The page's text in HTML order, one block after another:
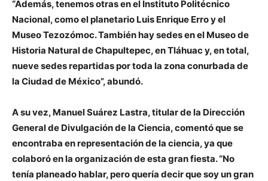
“Además, tenemos otras en el Instituto Politécnico
Nacional, como el planetario Luis Enrique Erro y el
Museo Tezozómoc. También hay sedes en el Museo de
Historia Natural de Chapultepec, en Tláhuac y, en total,
nueve sedes repartidas por toda la zona conurbada de
la Ciudad de México”, abundó.
A su vez, Manuel Suárez Lastra, titular de la Dirección
General de Divulgación de la Ciencia, comentó que se
encontraba en representación de la ciencia, ya que
colaboró en la organización de esta gran fiesta. “No
tenía planeado hablar, pero quería decir que soy un gran